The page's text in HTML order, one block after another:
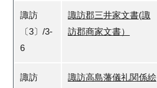
諏訪
〔3〕/3-
6
諏訪郡三井家文書(諏
訪郡商家文書）
諏訪
諏訪高島藩儀礼関係絵